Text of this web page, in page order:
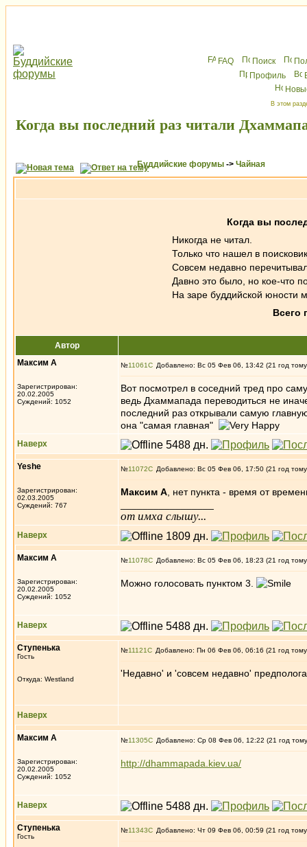
FAQ Поиск
Профиль
В этом
Когда вы последний раз читали
Буддийские форумы -> Чайная
Когда вы
Никогда не читал.
Только что нашел в
Совсем недавно
Давно это было, но кое-что
На заре буддийской юности
Всего
Автор
Максим А
Зарегистрирован:
20.02.2005
Суждений: 1052
№11061 Добавлено: Вс 05 Фев 06, 13:42 (21 год
Вот посмотрел в соседний тред про
ведь Дхаммапада переводиться не
последний раз открывали самую
она "самая главная"
Наверх
Yeshe
Зарегистрирован:
02.03.2005
Суждений: 767
№11072 Добавлено: Вс 05 Фев 06, 17:50 (21 год
Максим А , нет пункта - время от
от имха слышу...
Наверх
Максим А
Зарегистрирован:
20.02.2005
Суждений: 1052
№11078 Добавлено: Вс 05 Фев 06, 18:23 (21 год
Можно голосовать пунктом 3.
Наверх
Ступенькa
Гость
Откуда: Westland
№11121 Добавлено: Пн 06 Фев 06, 06:16 (21 год
'Hедавно' и 'совсем недавно'
Наверх
Максим А
Зарегистрирован:
20.02.2005
Суждений: 1052
№11305 Добавлено: Ср 08 Фев 06, 12:22 (21 год
http://dhammapada.kiev.ua/
Наверх
Ступенькa
Гость
№11343 Добавлено: Чт 09 Фев 06, 00:59 (21 год